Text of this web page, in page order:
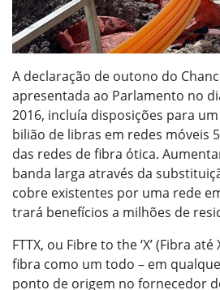
A declaração de outono do
apresentada ao Parlamento no
2016, incluía disposições para
bilião de libras em redes móveis
das redes de fibra ótica.
banda larga através da
cobre existentes por uma rede
trará benefícios a milhões de
FTTX, ou Fibre to the ‘X’ (Fibra
fibra como um todo – em
ponto de origem no fornecedor